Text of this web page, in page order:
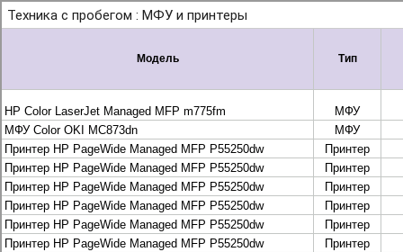
Рассчитать и заказать
Рассчитать и заказать
О компании
История Леком
Производители
Леком